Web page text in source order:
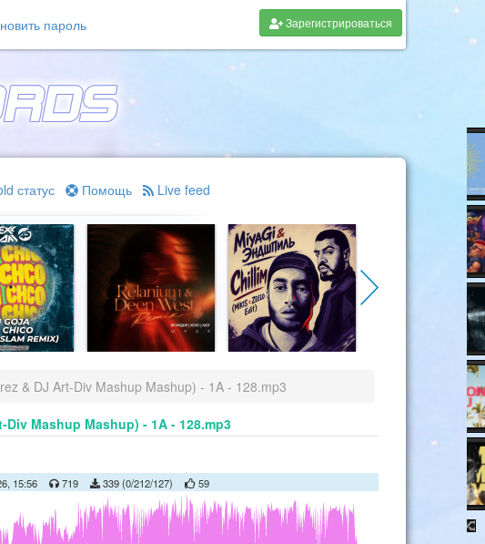
пароль Зарегистрироваться
статус Помощь Live feed
& DJ Art-Div Mashup Mashup) - 1A - 128.mp3
Mashup Mashup) - 1A - 128.mp3
15:56 719 339 (0/212/127) 59